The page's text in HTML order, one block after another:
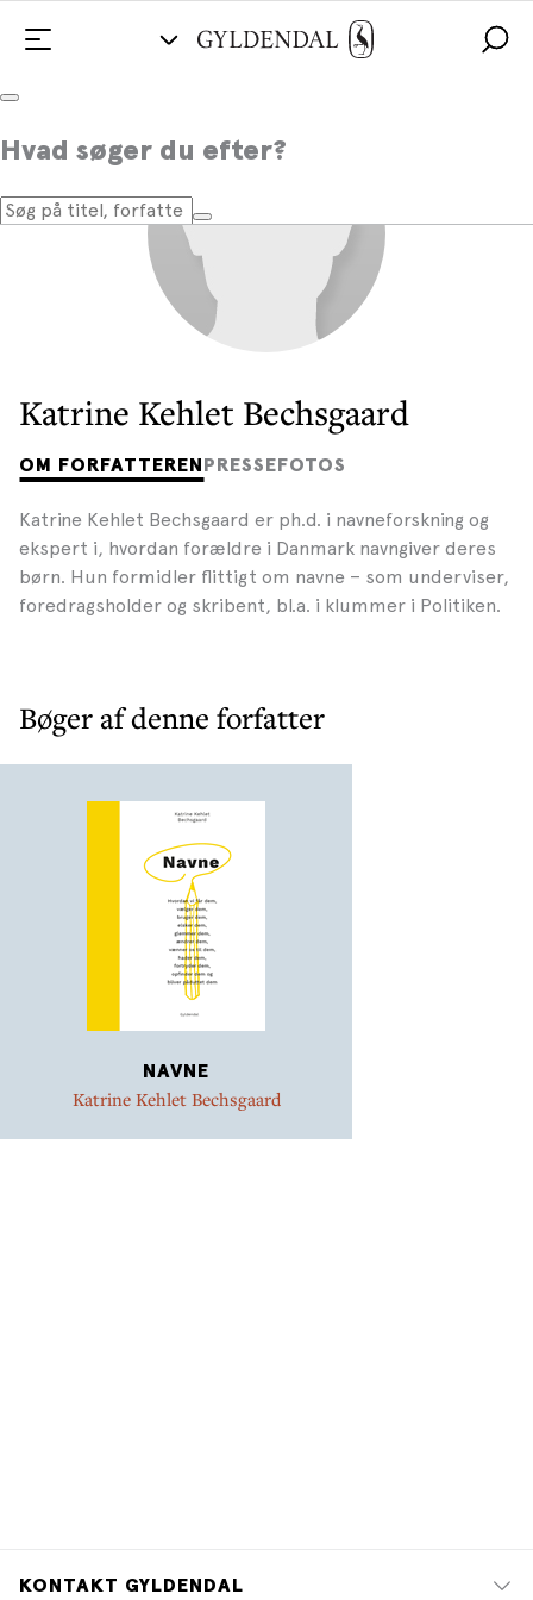
Hvad søger du efter?
Katrine Kehlet Bechsgaard
OM FORFATTERENPRESSEFOTOS
Katrine Kehlet Bechsgaard er ph.d. i navneforskning og
ekspert i, hvordan forældre i Danmark navngiver deres
børn. Hun formidler flittigt om navne – som underviser,
foredragsholder og skribent, bl.a. i klummer i Politiken.
Bøger af denne forfatter
NAVNE
Katrine Kehlet Bechsgaard
KONTAKT GYLDENDAL